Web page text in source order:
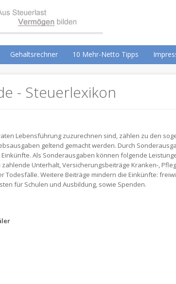
Gehaltsrechner 10 Mehr-Netto Tipps
- Steuerlexikon
Lebensführung zuzurechnen sind, zählen zu den
geltend gemacht werden. Durch
Als Sonderausgaben können folgende
Unterhalt, Versicherungsbeiträge Kranken-,
Todesfälle. Weitere Beiträge mindern die Einkünfte:
für Schulen und Ausbildung, sowie Spenden.